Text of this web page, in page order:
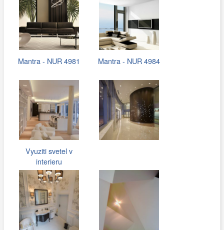
Mantra - NUR 4981 Mantra - NUR 4984
Vyuziti svetel v
interieru